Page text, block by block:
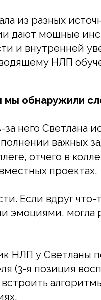
из разных
дают мощные
и внутренней
НЛП
мы обнаружили
него Светлана
важных
отчего в
проектах.
Если вдруг
эмоциями, могла
НЛП у Светланы
(3-я позиция